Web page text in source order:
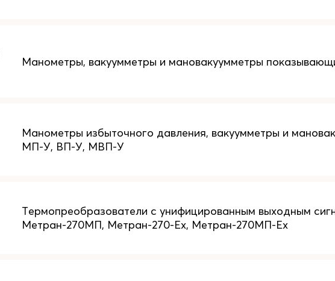
Манометры, вакуумметры и мановакуумметры
Манометры избыточного давления, вакуумметры и
МП-У, ВП-У, МВП-У
Термопреобразователи с унифицированным выходным
Метран-270МП, Метран-270-Ex, Метран-270МП-Ex